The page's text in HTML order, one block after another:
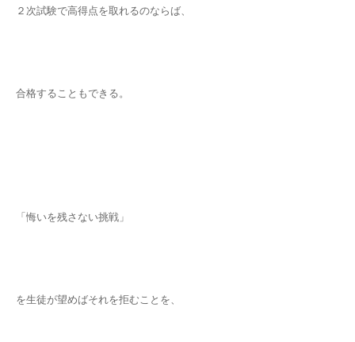
２次試験で高得点を取れるのならば、
合格することもできる。
「悔いを残さない挑戦」
を生徒が望めばそれを拒むことを、